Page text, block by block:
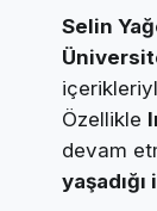
Selin
Özellikle
devam